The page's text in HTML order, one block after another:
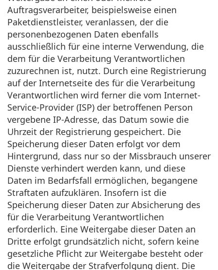
Auftragsverarbeiter, beispielsweise einen
Paketdienstleister, veranlassen, der die
personenbezogenen Daten ebenfalls
ausschließlich für eine interne Verwendung, die
dem für die Verarbeitung Verantwortlichen
zuzurechnen ist, nutzt. Durch eine Registrierung
auf der Internetseite des für die Verarbeitung
Verantwortlichen wird ferner die vom Internet-
Service-Provider (ISP) der betroffenen Person
vergebene IP-Adresse, das Datum sowie die
Uhrzeit der Registrierung gespeichert. Die
Speicherung dieser Daten erfolgt vor dem
Hintergrund, dass nur so der Missbrauch unserer
Dienste verhindert werden kann, und diese
Daten im Bedarfsfall ermöglichen, begangene
Straftaten aufzuklären. Insofern ist die
Speicherung dieser Daten zur Absicherung des
für die Verarbeitung Verantwortlichen
erforderlich. Eine Weitergabe dieser Daten an
Dritte erfolgt grundsätzlich nicht, sofern keine
gesetzliche Pflicht zur Weitergabe besteht oder
die Weitergabe der Strafverfolgung dient. Die